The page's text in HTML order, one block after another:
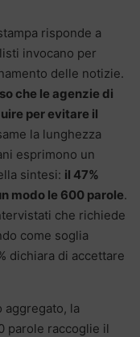
risponde a
invocano per
delle notizie.
che le agenzie di
per evitare il
la lunghezza
esprimono un
sintesi: il 47%
modo le 600 parole.
che richiede
come soglia
dichiara di accettare
aggregato, la
parole raccoglie il